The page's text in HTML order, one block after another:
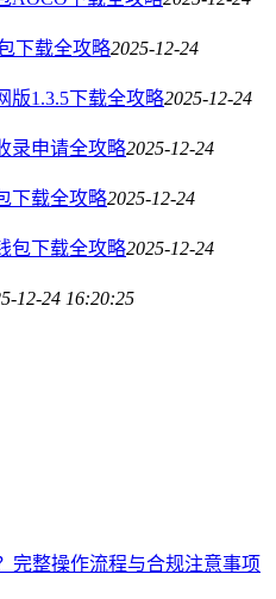
下载全攻略2025-12-24
版1.3.5下载全攻略2025-12-24
录申请全攻略2025-12-24
下载全攻略2025-12-24
包下载全攻略2025-12-24
12-24 16:20:25
完整操作流程与合规注意事项